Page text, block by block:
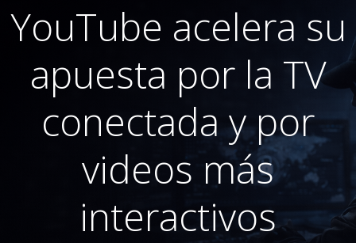
YouTube acelera su
apuesta por la TV
conectada y por
videos más
interactivos